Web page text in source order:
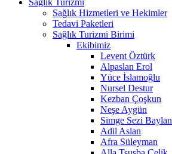
Sağlık Hizmetleri ve Hekimler
Tedavi Paketleri
Sağlık Turizmi Birimi
Ekibimiz
Levent Öztürk
Alpaslan Erol
Yüce İslamoğlu
Nursel Destur
Kezban Çoşkun
Neşe Aygün
Simge Sezi Baylan
Adil Aslan
Afra Süleyman